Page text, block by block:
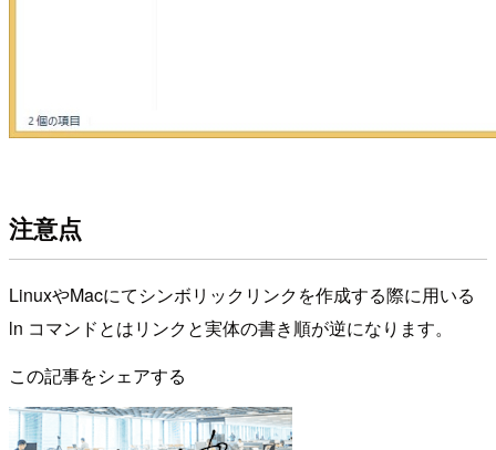
注意点
LinuxやMacにてシンボリックリンクを作成する際に用いる
ln コマンドとはリンクと実体の書き順が逆になります。
この記事をシェアする